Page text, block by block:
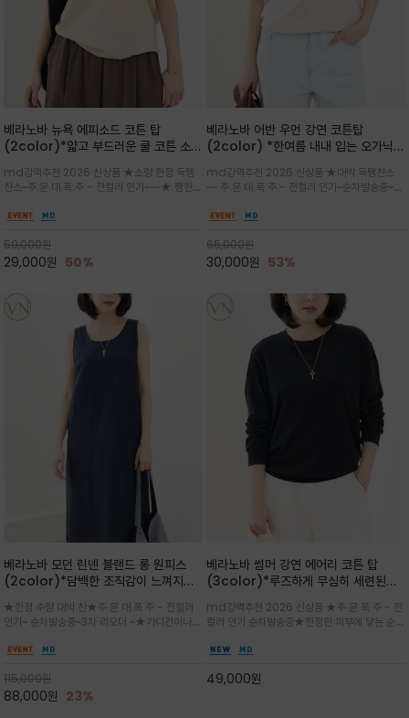
베라노바 뉴욕 에피소드 코튼 탑
(2color)*얇고 부드러운 쿨 코튼 소재
고 자연스러운 멋이 있는 핏으로 여름내
내 편하고 감각적으로 입으세요
md강력추천 2026 신상품 ★소량 한정 득템
찬스~주.문.대.폭.주 - 전컬러 인기~~~★ 쨍한듯
내추럴한 컬러감이 매력적인 티셔츠/여유로운
59,000원
29,000원 50%
베라노바 어반 우먼 강연 코튼탑
(2color) *한여름 내내 입는 오가닉
워크 (Line Work) & 스케치/감각적
인 아트워크 프린트가 시선을 끄는 루즈
핏 강연티셔츠
md강력추천 2026 신상품 ★대박 득템찬스
~~ 주.문.대.폭.주 - 전컬러 인기~순차발송중~★
한 착용감을 선사하며, 자연스럽게 떨어지는 실루
으로도 포인트가 되며, 데일리 활
65,000원
30,000원 53%
베라노바 모던 린넨 블랜드 롱 원피스
(2color)*담백한 조직감이 느껴지는
롱 원피스
★한정 수량 대박 찬★주.문.대.폭.주 - 전컬러
인기~ 순차발송중~3차 리오더 ~★가디건이나
도 손색이 없고,리조트룩까지 만능/답답하지 않
버하면서도 여리여리한 무
115,000원
88,000원 23%
베라노바 썸머 강연 에어리 코튼 탑
(3color)*루즈하게 무심히 세련된핏/
품은 시원함: 우수한 통기성
md강력추천 2026 신상품 ★주.문.폭.주 - 전
컬러 인기 순차발송중★한정판 피부에 닿는 순간
한 터치감~★여름에 오히려 이런티을 입으셔야
을 즐기실수 있습니다^^
49,000원